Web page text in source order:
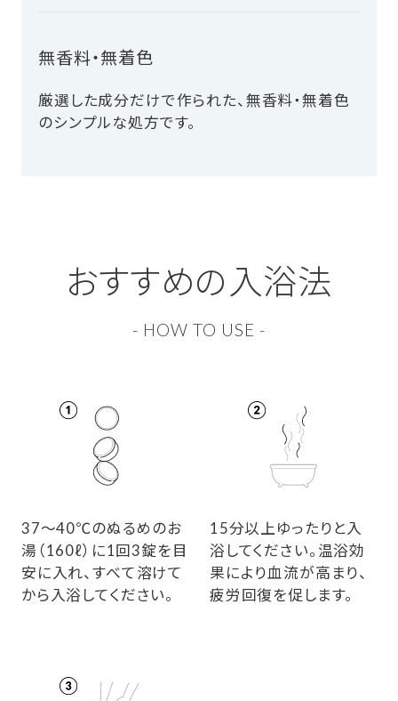
無香料・無着色
厳選した成分だけで作られた、無香料・無着色
のシンプルな処方です。
おすすめの入浴法
- HOW TO USE -
37～40℃のぬるめのお
湯（160ℓ）に1回3錠を目
安に入れ、すべて溶けて
から入浴してください。
15分以上ゆったりと入
浴してください。温浴効
果により血流が高まり、
疲労回復を促します。